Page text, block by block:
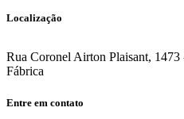
Localização
Rua Coronel Airton Plaisant, 1473
Fábrica
Entre em contato